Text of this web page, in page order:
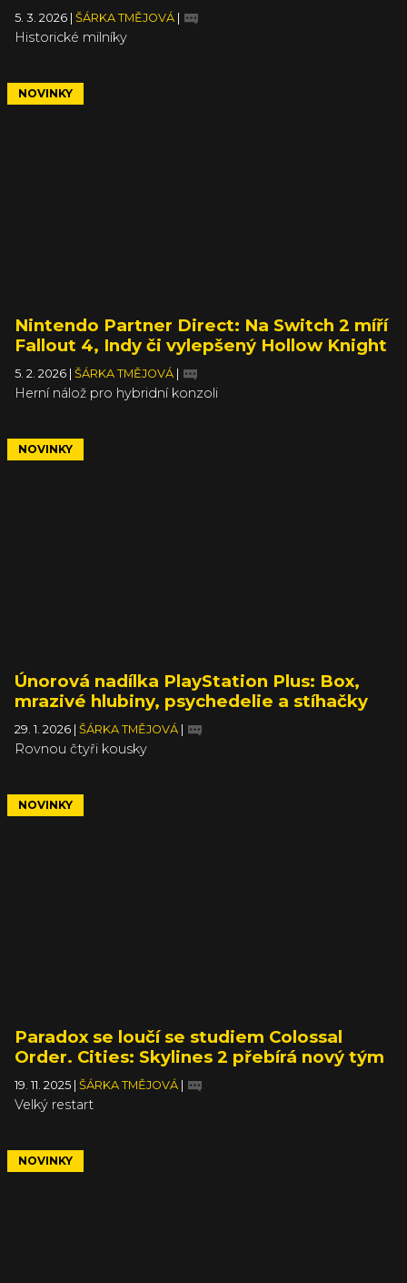
5. 3. 2026 ŠÁRKA TMĚJOVÁ
Historické milníky
NOVINKY
Nintendo Partner Direct: Na Switch 2 míří
Fallout 4, Indy či vylepšený Hollow Knight
5. 2. 2026 ŠÁRKA TMĚJOVÁ
Herní nálož pro hybridní konzoli
NOVINKY
Únorová nadílka PlayStation Plus: Box,
mrazivé hlubiny, psychedelie a stíhačky
29. 1. 2026 ŠÁRKA TMĚJOVÁ
Rovnou čtyři kousky
NOVINKY
Paradox se loučí se studiem Colossal
Order. Cities: Skylines 2 přebírá nový tým
19. 11. 2025 ŠÁRKA TMĚJOVÁ
Velký restart
NOVINKY